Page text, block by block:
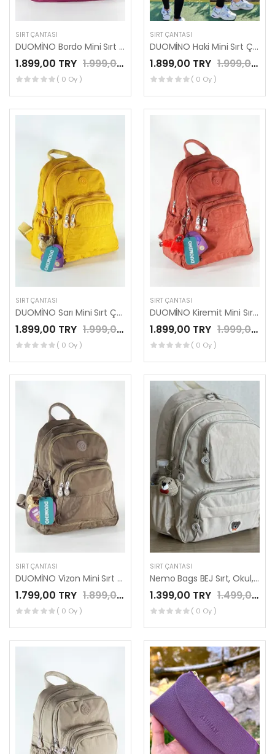
SIRT ÇANTASI
DUOMİNO Bordo Mini Sırt Çantası Su Geçirmez Günlük Kullanım 12″ İnç Tablet Çantası by Nemo Group
1.899,00 TRY 1.999,00 TRY
( 0 Oy )
SIRT ÇANTASI
DUOMİNO Haki Mini Sırt Çantası Su Geçirmez Günlük Kullanım 12″ İnç Tablet Çantası by Nemo Group
1.899,00 TRY 1.999,00 TRY
( 0 Oy )
SIRT ÇANTASI
DUOMİNO Sarı Mini Sırt Çantası Su Geçirmez Günlük Kullanım 12″ İnç Tablet Çantası by Nemo Group
1.899,00 TRY 1.999,00 TRY
( 0 Oy )
SIRT ÇANTASI
DUOMİNO Kiremit Mini Sırt Çantası Su Geçirmez Günlük Kullanım 12″ İnç Tablet Çantası by Nemo Group
1.899,00 TRY 1.999,00 TRY
( 0 Oy )
SIRT ÇANTASI
DUOMİNO Vizon Mini Sırt Çantası Su Geçirmez Günlük Kullanım 12″ İnç Tablet Çantası by Nemo Group
1.799,00 TRY 1.899,00 TRY
( 0 Oy )
SIRT ÇANTASI
Nemo Bags BEJ Sırt, Okul, 14 İnç Laptop, Seyahat Çantası Amigurumi Ayıcık Anahtarlık Hediyeli
1.399,00 TRY 1.499,00 TRY
( 0 Oy )